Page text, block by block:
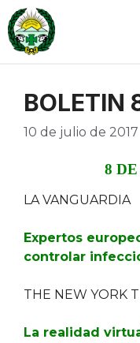
Saltar
al
contenido
BOLETIN
10 de julio de 2017
8
LA VANGUARDIA
Expertos
controlar
THE NEW YORK
La realidad